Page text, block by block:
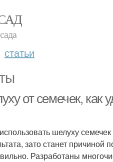
статьи
от семечек, как
шелуху
зато станет причиной
Разработаны